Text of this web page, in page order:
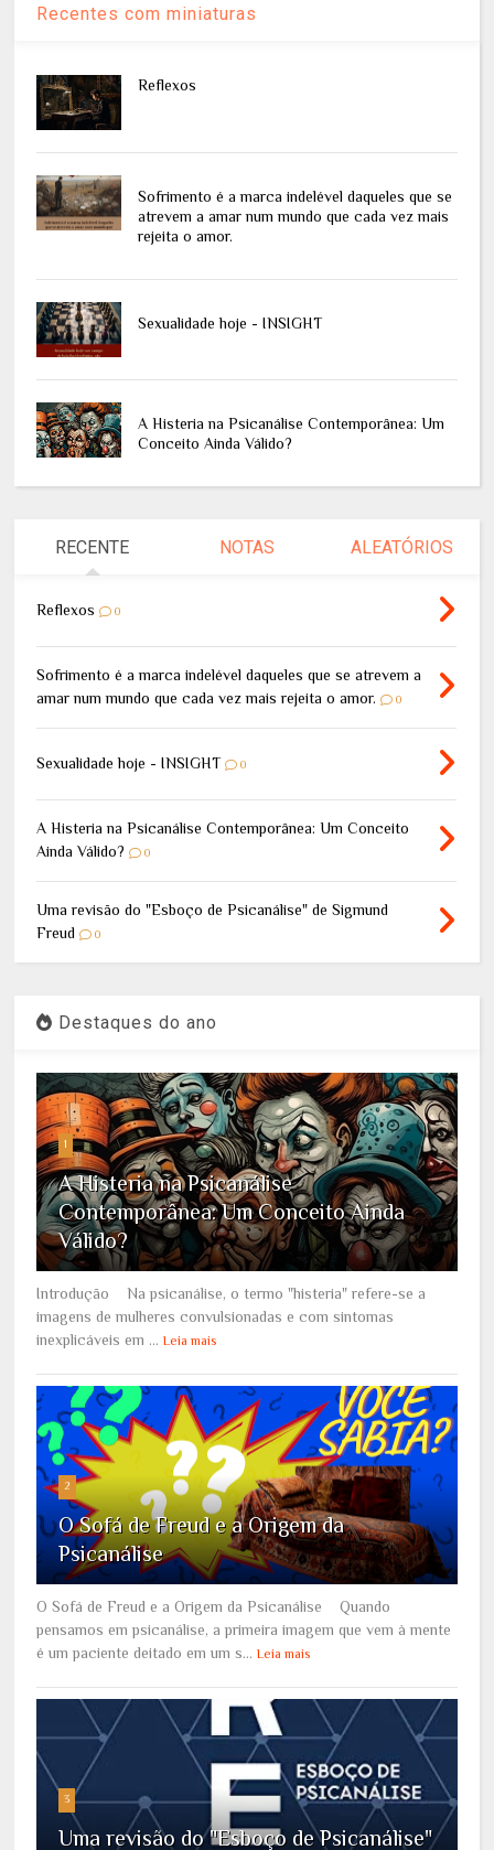
Recentes com miniaturas
Reflexos
Sofrimento é a marca indelével daqueles que se
atrevem a amar num mundo que cada vez mais
rejeita o amor.
Sexualidade hoje - INSIGHT
A Histeria na Psicanálise Contemporânea: Um
Conceito Ainda Válido?
RECENTE NOTAS ALEATÓRIOS
Reflexos 0
Sofrimento é a marca indelével daqueles que se atrevem a
amar num mundo que cada vez mais rejeita o amor.
0
Sexualidade hoje - INSIGHT 0
A Histeria na Psicanálise Contemporânea: Um Conceito
Ainda Válido?
0
Uma revisão do "Esboço de Psicanálise" de Sigmund
Freud
0
Destaques do ano
1
A Histeria na Psicanálise
Contemporânea: Um Conceito Ainda
Válido?
Introdução Na psicanálise, o termo "histeria" refere-se a
imagens de mulheres convulsionadas e com sintomas
inexplicáveis em ... Leia mais
2
O Sofá de Freud e a Origem da
Psicanálise
O Sofá de Freud e a Origem da Psicanálise Quando
pensamos em psicanálise, a primeira imagem que vem à mente
é um paciente deitado em um s... Leia mais
3
Uma revisão do "Esboço de Psicanálise"